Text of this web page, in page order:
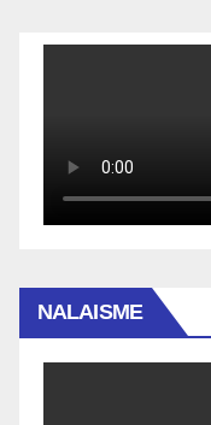
NALAISME